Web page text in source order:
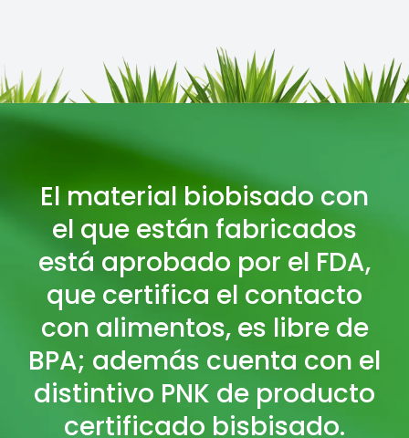
El material biobisado con
el que están fabricados
está aprobado por el FDA,
que certifica el contacto
con alimentos, es libre de
BPA; además cuenta con el
distintivo PNK de producto
certificado bisbisado.